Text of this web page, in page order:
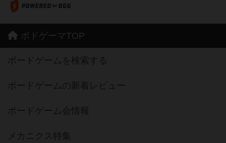
ボドゲーマTOP
ボードゲームを検索する
ボードゲームの新着レビュー
ボードゲーム会情報
メカニクス特集